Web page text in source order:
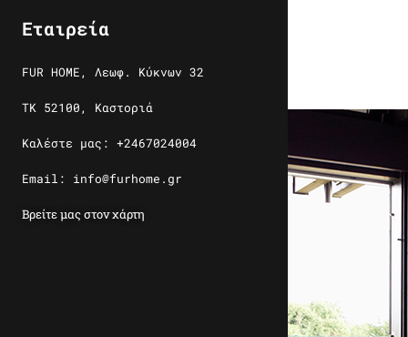
Εταιρεία
FUR HOME, Λεωφ. Κύκνων 32
ΤΚ 52100, Καστοριά
Καλέστε μας: +2467024004
Email: info@furhome.gr
Βρείτε μας στον χάρτη